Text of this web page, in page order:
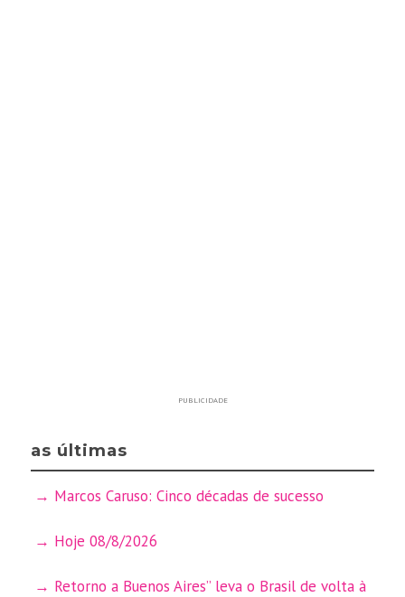
PUBLICIDADE
as últimas
Marcos Caruso: Cinco décadas de sucesso
Hoje 08/8/2026
Retorno a Buenos Aires” leva o Brasil de volta à